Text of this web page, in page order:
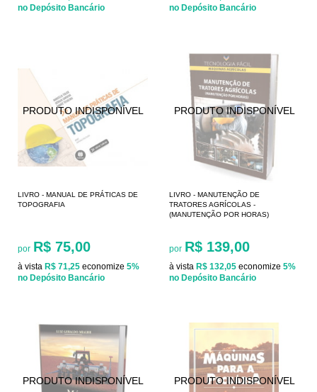
no Depósito Bancário
no Depósito Bancário
LIVRO - MANUAL DE PRÁTICAS DE
TOPOGRAFIA
por R$ 75,00
à vista R$ 71,25 economize 5%
no Depósito Bancário
LIVRO - MANUTENÇÃO DE
TRATORES AGRÍCOLAS -
(MANUTENÇÃO POR HORAS)
por R$ 139,00
à vista R$ 132,05 economize 5%
no Depósito Bancário